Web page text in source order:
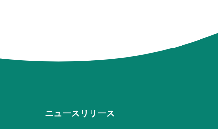
ニュースリリース